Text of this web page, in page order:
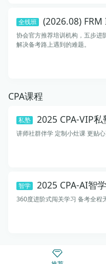
全线班 (2026.08)
协会官方推荐培训机构，五步进
解决备考路上遇到的难题。
CPA课程
私塾 2025 CPA-VIP
讲师社群伴学 定制小灶课 更贴
智学 2025 CPA-AI智
360度进阶式闯关学习 备考全程